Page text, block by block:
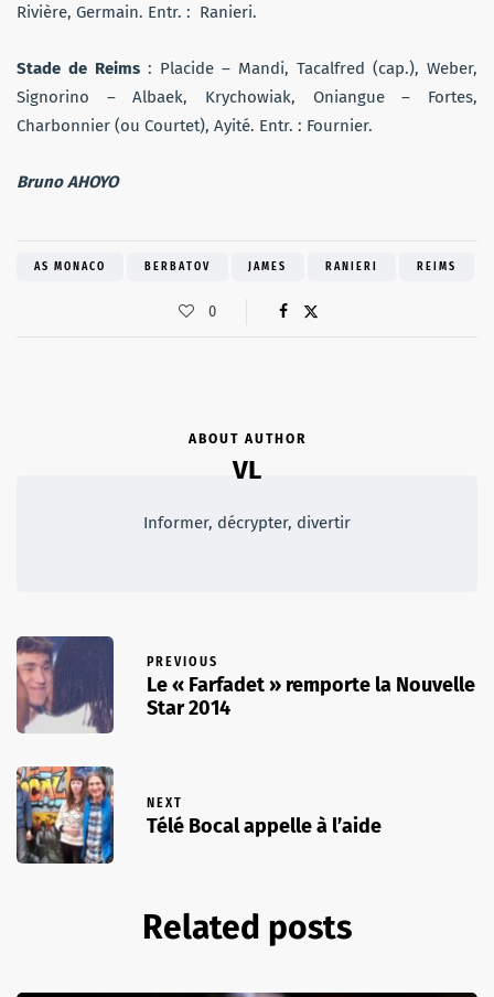
Rivière, Germain. Entr. : Ranieri.
Stade de Reims : Placide – Mandi, Tacalfred (cap.), Weber,
Signorino – Albaek, Krychowiak, Oniangue – Fortes,
Charbonnier (ou Courtet), Ayité. Entr. : Fournier.
Bruno AHOYO
AS MONACO BERBATOV JAMES RANIERI REIMS
0
ABOUT AUTHOR
VL
Informer, décrypter, divertir
PREVIOUS
Le « Farfadet » remporte la Nouvelle
Star 2014
NEXT
Télé Bocal appelle à l’aide
Related posts